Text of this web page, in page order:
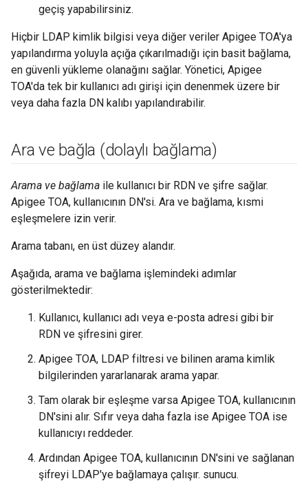
geçiş yapabilirsiniz.
Hiçbir LDAP kimlik bilgisi veya diğer veriler Apigee TOA'ya
yapılandırma yoluyla açığa çıkarılmadığı için basit bağlama,
en güvenli yükleme olanağını sağlar. Yönetici, Apigee
TOA'da tek bir kullanıcı adı girişi için denenmek üzere bir
veya daha fazla DN kalıbı yapılandırabilir.
Ara ve bağla (dolaylı bağlama)
Arama ve bağlama ile kullanıcı bir RDN ve şifre sağlar.
Apigee TOA, kullanıcının DN'si. Ara ve bağlama, kısmi
eşleşmelere izin verir.
Arama tabanı, en üst düzey alandır.
Aşağıda, arama ve bağlama işlemindeki adımlar
gösterilmektedir:
Kullanıcı, kullanıcı adı veya e-posta adresi gibi bir
RDN ve şifresini girer.
Apigee TOA, LDAP filtresi ve bilinen arama kimlik
bilgilerinden yararlanarak arama yapar.
Tam olarak bir eşleşme varsa Apigee TOA, kullanıcının
DN'sini alır. Sıfır veya daha fazla ise Apigee TOA ise
kullanıcıyı reddeder.
Ardından Apigee TOA, kullanıcının DN'sini ve sağlanan
şifreyi LDAP'ye bağlamaya çalışır. sunucu.